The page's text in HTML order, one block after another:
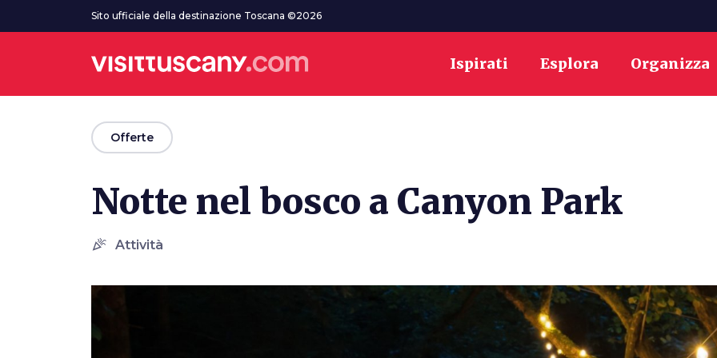
Vai al contenuto principaleSito ufficiale della destinazione Toscana ©2026
Ispirati Esplora Organizza
arrow_backOfferte
Notte nel bosco a Canyon Park
celebration Attività